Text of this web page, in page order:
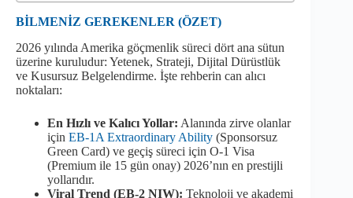
BİLMENİZ GEREKENLER (ÖZET)
2026 yılında Amerika göçmenlik süreci dört ana sütun
üzerine kuruludur: Yetenek, Strateji, Dijital Dürüstlük
ve Kusursuz Belgelendirme. İşte rehberin can alıcı
noktaları:
En Hızlı ve Kalıcı Yollar: Alanında zirve olanlar
için EB-1A Extraordinary Ability (Sponsorsuz
Green Card) ve geçiş süreci için O-1 Visa
(Premium ile 15 gün onay) 2026’nın en prestijli
yollarıdır.
Viral Trend (EB-2 NIW): Teknoloji ve akademi